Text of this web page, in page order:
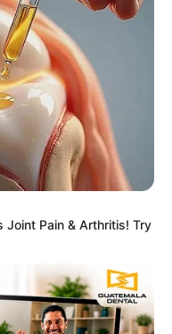
Joint Pain & Arthritis! Try